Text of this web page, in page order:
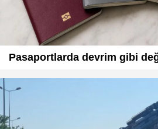
Pasaportlarda devrim gibi